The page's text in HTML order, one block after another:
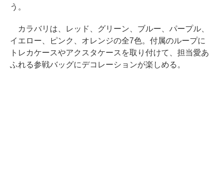
う。
カラバリは、レッド、グリーン、ブルー、パープル、
イエロー、ピンク、オレンジの全7色。付属のループに
トレカケースやアクスタケースを取り付けて、担当愛あ
ふれる参戦バッグにデコレーションが楽しめる。